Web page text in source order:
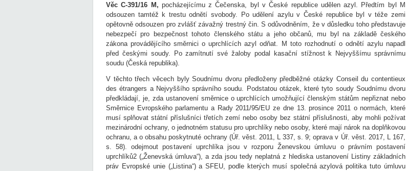
Věc C-391/16 M, pocházejícímu z Čečenska, byl v České republice udělen azyl. Předtím byl M
odsouzen tamtéž k trestu odnětí svobody. Po udělení azylu v České republice byl v téže zemi
opětovně odsouzen pro zvlášť závažný trestný čin. S odůvodněním, že v důsledku toho představuje
nebezpečí pro bezpečnost tohoto členského státu a jeho občanů, mu byl na základě českého
zákona provádějícího směrnici o uprchlících azyl odňat. M toto rozhodnutí o odnětí azylu napadl
před českými soudy. Po zamítnutí své žaloby podal kasační stížnost k Nejvyššímu správnímu
soudu (Česká republika).
V těchto třech věcech byly Soudnímu dvoru předloženy předběžné otázky Conseil du contentieux
des étrangers a Nejvyššího správního soudu. Podstatou otázek, které tyto soudy Soudnímu dvoru
předkládají, je, zda ustanovení směrnice o uprchlících umožňující členským státům nepřiznat nebo
Směrnice Evropského parlamentu a Rady 2011/95/EU ze dne 13. prosince 2011 o normách, které
musí splňovat státní příslušníci třetích zemí nebo osoby bez státní příslušnosti, aby mohli požívat
mezinárodní ochrany, o jednotném statusu pro uprchlíky nebo osoby, které mají nárok na doplňkovou
ochranu, a o obsahu poskytnuté ochrany (Úř. věst. 2011, L 337, s. 9; oprava v Úř. věst. 2017, L 167,
s. 58). odejmout postavení uprchlíka jsou v rozporu Ženevskou úmluvu o právním postavení
uprchlíků2 („Ženevská úmluva“), a zda jsou tedy neplatná z hlediska ustanovení Listiny základních
práv Evropské unie („Listina“) a SFEU, podle kterých musí společná azylová politika tuto úmluvu